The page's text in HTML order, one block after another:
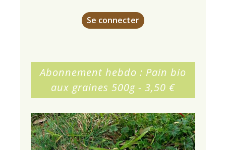
Se connecter
Abonnement hebdo : Pain bio
aux graines 500g - 3,50 €